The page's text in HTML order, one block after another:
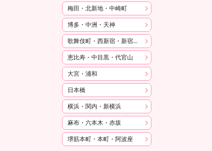
梅田・北新地・中崎町
博多・中洲・天神
歌舞伎町・西新宿・新宿御苑
恵比寿・中目黒・代官山
大宮・浦和
日本橋
横浜・関内・新横浜
麻布・六本木・赤坂
堺筋本町・本町・阿波座